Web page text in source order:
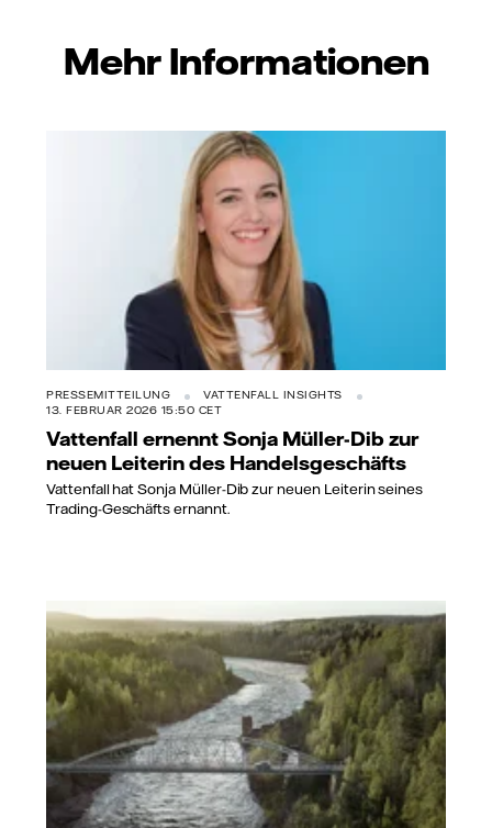
Mehr Informationen
PRESSEMITTEILUNG
VATTENFALL INSIGHTS
13. FEBRUAR 2026 15:50 CET
Vattenfall ernennt Sonja Müller-Dib zur
neuen Leiterin des Handelsgeschäfts
Vattenfall hat Sonja Müller-Dib zur neuen Leiterin seines
Trading-Geschäfts ernannt.